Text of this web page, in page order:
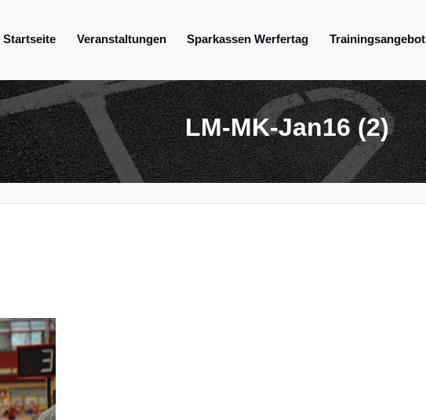
Startseite Veranstaltungen Sparkassen Werfertag Trainingsangebot
LM-MK-Jan16 (2)